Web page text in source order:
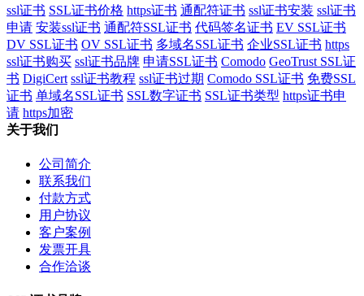
ssl证书 SSL证书价格 https证书 通配符证书 ssl证书安装 ssl证书
申请 安装ssl证书 通配符SSL证书 代码签名证书 EV SSL证书
DV SSL证书 OV SSL证书 多域名SSL证书 企业SSL证书 https
ssl证书购买 ssl证书品牌 申请SSL证书 Comodo GeoTrust SSL证
书 DigiCert ssl证书教程 ssl证书过期 Comodo SSL证书 免费SSL
证书 单域名SSL证书 SSL数字证书 SSL证书类型 https证书申
请 https加密
关于我们
公司简介
联系我们
付款方式
用户协议
客户案例
发票开具
合作洽谈